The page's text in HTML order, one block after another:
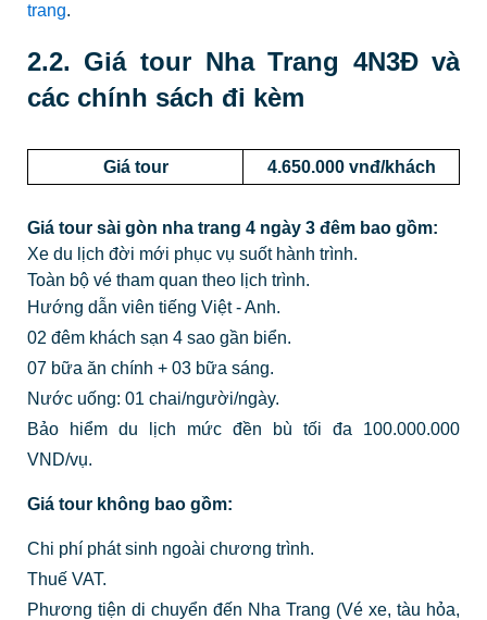
trang.
2.2. Giá tour Nha Trang 4N3Đ và
các chính sách đi kèm
Giá tour 4.650.000 vnđ/khách
Giá tour sài gòn nha trang 4 ngày 3 đêm bao gồm:
Xe du lịch đời mới phục vụ suốt hành trình.
Toàn bộ vé tham quan theo lịch trình.
Hướng dẫn viên tiếng Việt - Anh.
02 đêm khách sạn 4 sao gần biển.
07 bữa ăn chính + 03 bữa sáng.
Nước uống: 01 chai/người/ngày.
Bảo hiểm du lịch mức đền bù tối đa 100.000.000
VND/vụ.
Giá tour không bao gồm:
Chi phí phát sinh ngoài chương trình.
Thuế VAT.
Phương tiện di chuyển đến Nha Trang (Vé xe, tàu hỏa,